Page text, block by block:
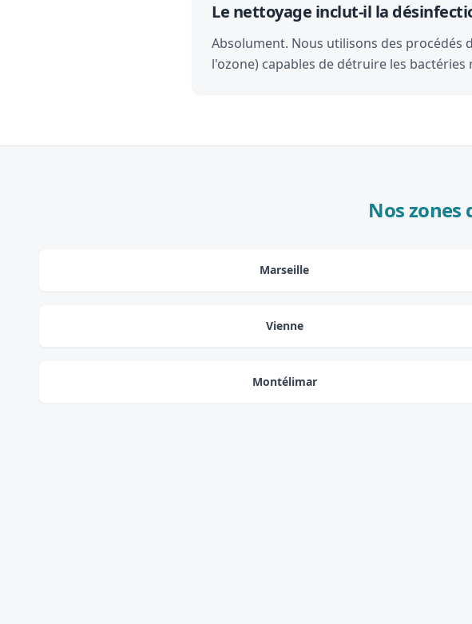
Le nettoyage inclut-il la
Absolument. Nous utilisons des
l'ozone) capables de détruire les
Nos
Marseille
Vienne
Montélimar